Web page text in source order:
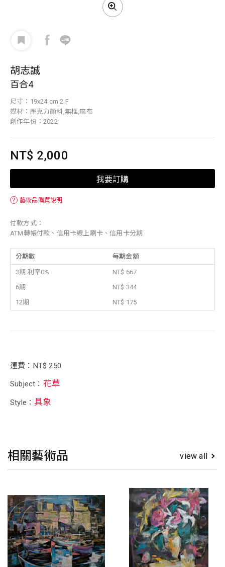
胡志誠
百合4
尺寸：19x24 cm 2 F
媒材：壓克力顏料,無框,麻布
創作年份：2022
NT$ 2,000
我要訂購
？ 藝術品購買說明
付款方式：
ATM轉帳付款、信用卡線上刷卡、信用卡分期
分期數 每期金額
3期 利率0%
NT$ 667
6期
NT$ 344
12期
NT$ 175
運費：NT$ 250
Subject： 花草
Style： 具象
相關藝術品 view all